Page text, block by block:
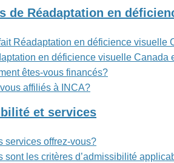
de Réadaptation en
Réadaptation en déficience visuelle
en déficience visuelle Canada
êtes-vous financés?
affiliés à INCA?
et services
services offrez-vous?
sont les critères d’admissibilité